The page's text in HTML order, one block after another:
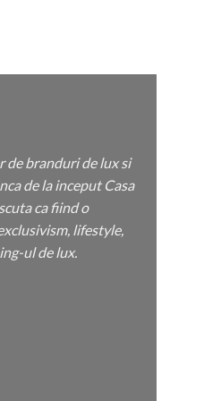
de branduri de lux si
de la inceput Casa
ca fiind o
lifestyle,
ul de lux.